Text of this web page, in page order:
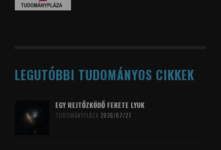
LEGUTÓBBI TUDOMÁNYOS CIKKEK
EGY REJTŐZKÖDŐ FEKETE LYUK
TUDOMÁNYPLÁZA 2026/07/27